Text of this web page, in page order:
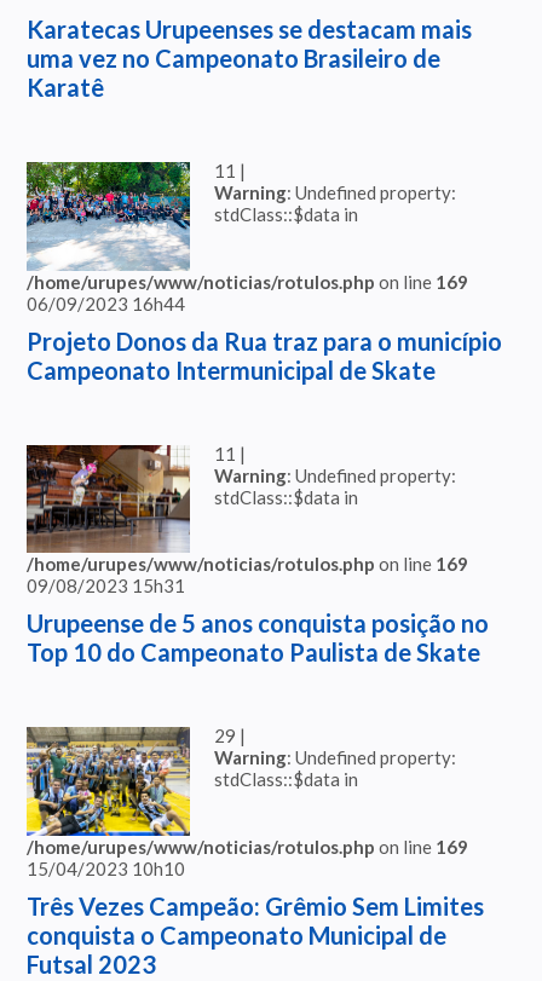
Karatecas Urupeenses se destacam mais
uma vez no Campeonato Brasileiro de
Karatê
11 |
Warning: Undefined property:
stdClass::$data in
/home/urupes/www/noticias/rotulos.php on line 169
06/09/2023 16h44
Projeto Donos da Rua traz para o município
Campeonato Intermunicipal de Skate
11 |
Warning: Undefined property:
stdClass::$data in
/home/urupes/www/noticias/rotulos.php on line 169
09/08/2023 15h31
Urupeense de 5 anos conquista posição no
Top 10 do Campeonato Paulista de Skate
29 |
Warning: Undefined property:
stdClass::$data in
/home/urupes/www/noticias/rotulos.php on line 169
15/04/2023 10h10
Três Vezes Campeão: Grêmio Sem Limites
conquista o Campeonato Municipal de
Futsal 2023